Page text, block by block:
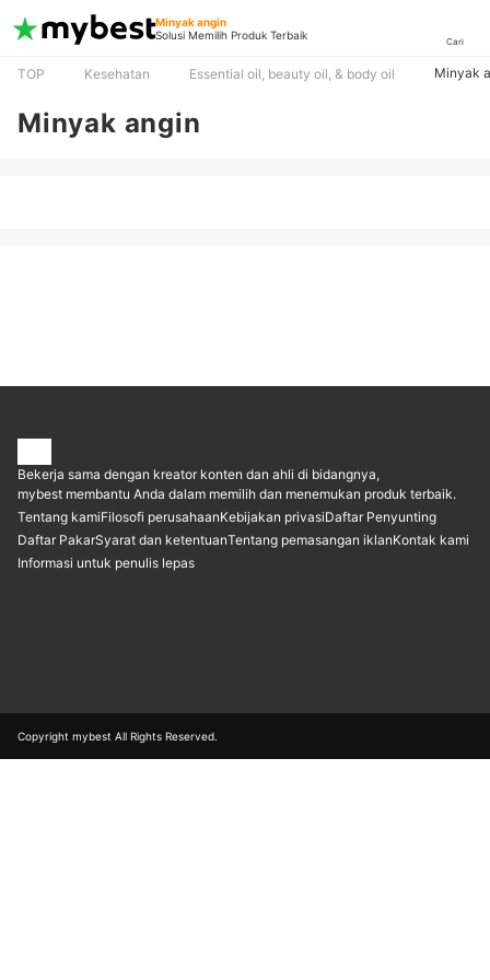
Minyak angin
Solusi Memilih Produk Terbaik
Cari
TOP Kesehatan Essential oil, beauty oil, & body oil Minyak
Minyak angin
Bekerja sama dengan kreator konten dan ahli di bidangnya,
mybest membantu Anda dalam memilih dan menemukan produk terbaik.
Tentang kamiFilosofi perusahaanKebijakan privasiDaftar Penyunting
Daftar PakarSyarat dan ketentuanTentang pemasangan iklanKontak kami
Informasi untuk penulis lepas
Copyright mybest All Rights Reserved.